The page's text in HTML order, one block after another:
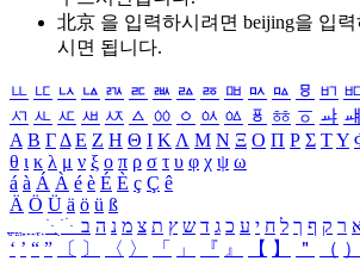
北京 을 입력하시려면 beijing을 입력
시면 됩니다.
ㅥ ㅦ ㅧ ㅨ ㅩ ㅪ ㅫ ㅬ ㅭ ㅮ ㅯ ㅰ ㅱ ㅲ ㅳ
ㅺ ㅻ ㅼ ㅽ ㅾ ㅿ ㆀ ㆁ ㆂ ㆃ ㆄ ㆅ ㆆ ㆇ ㆈ
Α Β ΓΔ Ε Ζ Η Θ Ι ΚΛ Μ Ν Ξ Ο Π Ρ Σ ΤΥ
θ ι κ λ μ ν ξ ο π ρ σ τ υ φ χ ψ ω
á à Á À é è É È ç Ç ê
Ä Ö Ü ä ö ü ß
ִֶֹ ֻּ ׁׂ ר ק ף ך ל ח י ע כ ג ד ש ץ ת צ מ נ ה ב
‘ ’ “ ” 〔 〕 〈 〉 「 」 『 』 【 】 ＂ （ ）